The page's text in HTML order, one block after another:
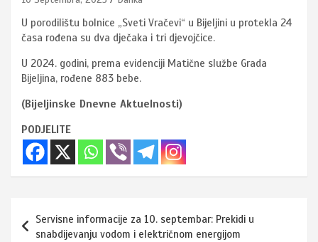
U porodilištu bolnice „Sveti Vračevi“ u Bijeljini u protekla 24
časa rođena su dva dječaka i tri djevojčice.
U 2024. godini, prema evidenciji Matične službe Grada
Bijeljina, rođene 883 bebe.
(Bijeljinske Dnevne Aktuelnosti)
PODJELITE
Navigacija
članaka
Servisne informacije za 10. septembar: Prekidi u
snabdijevanju vodom i električnom energijom